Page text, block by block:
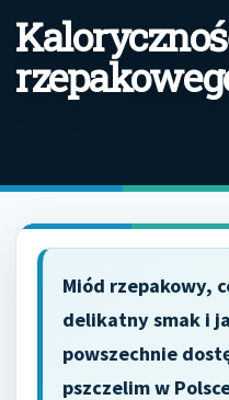
Miód rzepakowy,
delikatny smak i
powszechnie
pszczelim w